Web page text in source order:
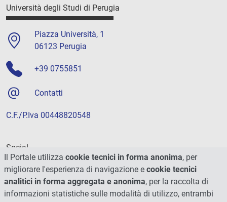
Università degli Studi di Perugia
Piazza Università, 1
06123 Perugia
+39 0755851
Contatti
C.F./P.Iva 00448820548
Social
Il Portale utilizza cookie tecnici in forma anonima, per
migliorare l'esperienza di navigazione e cookie tecnici
analitici in forma aggregata e anonima, per la raccolta di
informazioni statistiche sulle modalità di utilizzo, entrambi